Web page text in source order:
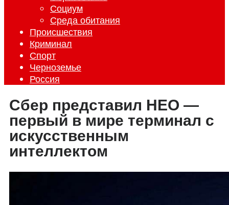
Социум
Среда обитания
Происшествия
Криминал
Спорт
Черноземье
Россия
Сбер представил НЕО —
первый в мире терминал с
искусственным
интеллектом